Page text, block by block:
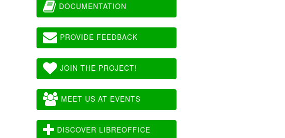
DOCUMENTATION
PROVIDE FEEDBACK
JOIN THE PROJECT!
MEET US AT EVENTS
DISCOVER LIBREOFFICE